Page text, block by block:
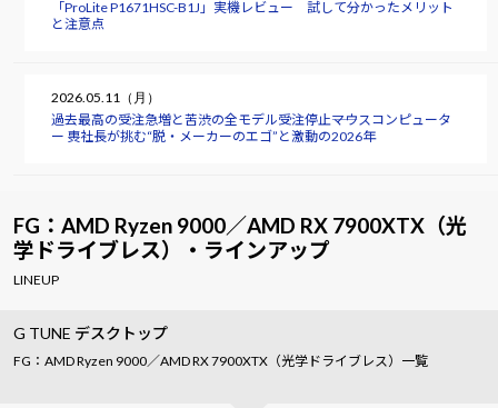
「ProLite P1671HSC-B1J」実機レビュー 試して分かったメリット
と注意点
2026.05.11（月）
過去最高の受注急増と苦渋の全モデル受注停止――マウスコンピュータ
ー 軣社長が挑む“脱・メーカーのエゴ”と激動の2026年
FG：AMD Ryzen 9000／AMD RX 7900XTX（光
学ドライブレス）・ラインアップ
LINEUP
G TUNE デスクトップ
FG：AMD Ryzen 9000／AMD RX 7900XTX（光学ドライブレス）一覧